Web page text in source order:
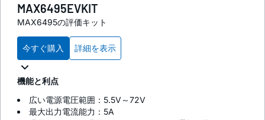
MAX6495EVKIT
MAX6495の評価キット
今すぐ購入 詳細を表示
機能と利点
広い電源電圧範囲：5.5V～72V
最大出力電流能力：5A